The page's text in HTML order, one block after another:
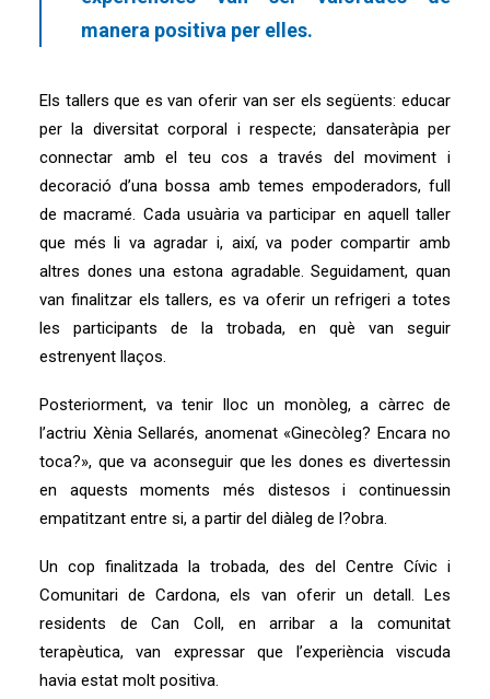
manera positiva per elles.
Els tallers que es van oferir van ser els següents: educar
per la diversitat corporal i respecte; dansateràpia per
connectar amb el teu cos a través del moviment i
decoració d’una bossa amb temes empoderadors, full
de macramé. Cada usuària va participar en aquell taller
que més li va agradar i, així, va poder compartir amb
altres dones una estona agradable. Seguidament, quan
van finalitzar els tallers, es va oferir un refrigeri a totes
les participants de la trobada, en què van seguir
estrenyent llaços.
Posteriorment, va tenir lloc un monòleg, a càrrec de
l’actriu Xènia Sellarés, anomenat «Ginecòleg? Encara no
toca?», que va aconseguir que les dones es divertessin
en aquests moments més distesos i continuessin
empatitzant entre si, a partir del diàleg de l?obra.
Un cop finalitzada la trobada, des del Centre Cívic i
Comunitari de Cardona, els van oferir un detall. Les
residents de Can Coll, en arribar a la comunitat
terapèutica, van expressar que l’experiència viscuda
havia estat molt positiva.